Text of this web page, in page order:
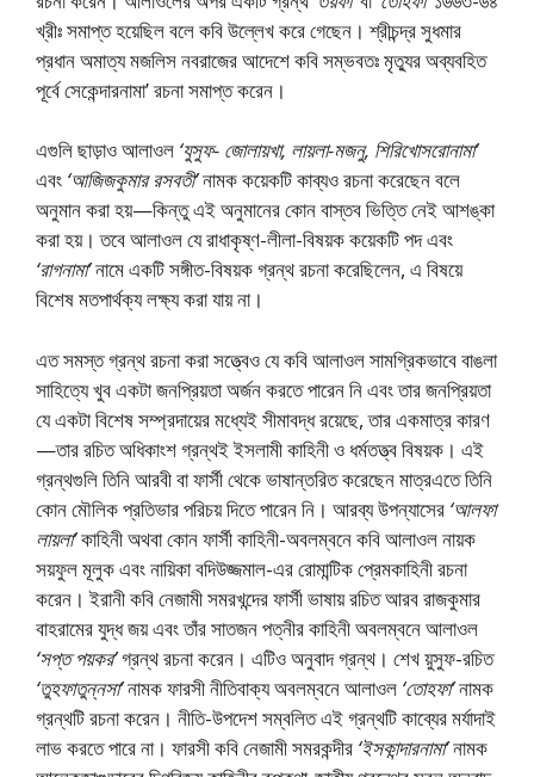
খ্রীঃ সমাপ্ত হয়েছিল বলে কবি উল্লেখ করে গেছেন। শ্রীচন্দ্র সুধমার
প্রধান অমাত্য মজলিস নবরাজের আদেশে কবি সম্ভবতঃ মৃত্যুর অব্যবহিত
পূর্বে সেকেন্দারনামা’ রচনা সমাপ্ত করেন।
এগুলি ছাড়াও আলাওল ‘যুসুফ- জোলায়খা, লায়লা-মজনু, শিরিখােসরােনামা’
এবং ‘আজিজকুমার রসবতী’নামক কয়েকটি কাব্যও রচনা করেছেন বলে
অনুমান করা হয়—কিন্তু এই অনুমানের কোন বাস্তব ভিত্তি নেই আশঙ্কা
করা হয়। তবে আলাওল যে রাধাকৃষ্ণ-লীলা-বিষয়ক কয়েকটি পদ এবং
‘রাগনামা’নামে একটি সঙ্গীত-বিষয়ক গ্রন্থ রচনা করেছিলেন, এ বিষয়ে
বিশেষ মতপার্থক্য লক্ষ্য করা যায় না।
এত সমস্ত গ্রন্থ রচনা করা সত্ত্বেও যে কবি আলাওল সামগ্রিকভাবে বাঙলা
সাহিত্যে খুব একটা জনপ্রিয়তা অর্জন করতে পারেন নি এবং তার জনপ্রিয়তা
যে একটা বিশেষ সম্প্রদায়ের মধ্যেই সীমাবদ্ধ রয়েছে, তার একমাত্র কারণ
—তার রচিত অধিকাংশ গ্রন্থই ইসলামী কাহিনী ও ধর্মতত্ত্ব বিষয়ক। এই
গ্রন্থগুলি তিনি আরবী বা ফার্সী থেকে ভাষান্তরিত করেছেন মাত্রএতে তিনি
কোন মৌলিক প্রতিভার পরিচয় দিতে পারেন নি। আরব্য উপন্যাসের ‘আলফা
লায়লা’কাহিনী অথবা কোন ফার্সী কাহিনী-অবলম্বনে কবি আলাওল নায়ক
সয়ফুল মূলুক এবং নায়িকা বদিউজ্জমাল-এর রােমান্টিক প্রেমকাহিনী রচনা
করেন। ইরানী কবি নেজামী সমরখন্দের ফার্সী ভাষায় রচিত আরব রাজকুমার
বাহরামের যুদ্ধ জয় এবং তাঁর সাতজন পত্নীর কাহিনী অবলম্বনে আলাওল
‘সপ্ত পয়কর’গ্রন্থ রচনা করেন। এটিও অনুবাদ গ্রন্থ। শেখ য়ুসুফ-রচিত
‘তুহফাতুন্নসা’নামক ফারসী নীতিবাক্য অবলম্বনে আলাওল ‘তােহফা’নামক
গ্রন্থটি রচনা করেন। নীতি-উপদেশ সম্বলিত এই গ্রন্থটি কাব্যের মর্যাদাই
লাভ করতে পারে না। ফারসী কবি নেজামী সমরকন্দীর ‘ইসকান্দারনামা’নামক